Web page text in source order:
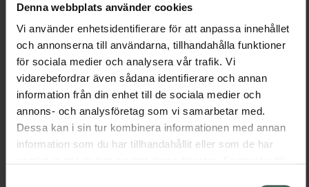
Denna webbplats använder cookies
Vi använder enhetsidentifierare för att anpassa innehållet
och annonserna till användarna, tillhandahålla funktioner
för sociala medier och analysera vår trafik. Vi
vidarebefordrar även sådana identifierare och annan
information från din enhet till de sociala medier och
annons- och analysföretag som vi samarbetar med.
Dessa kan i sin tur kombinera informationen med annan
information som du har tillhandahållit eller som de har
4.1 av 5 i omdöme
Kronans Apotek
Nageltång
Nageltång 1 st
Pris online
Depend O2 Grape &
Avocado Nail Oil
Nagelolja 11 ml
Pris online
129 kr
Depend